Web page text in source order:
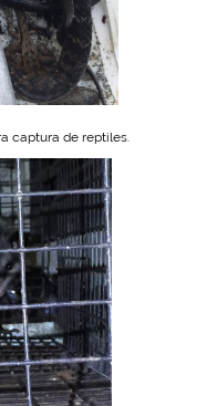
captura de reptiles.